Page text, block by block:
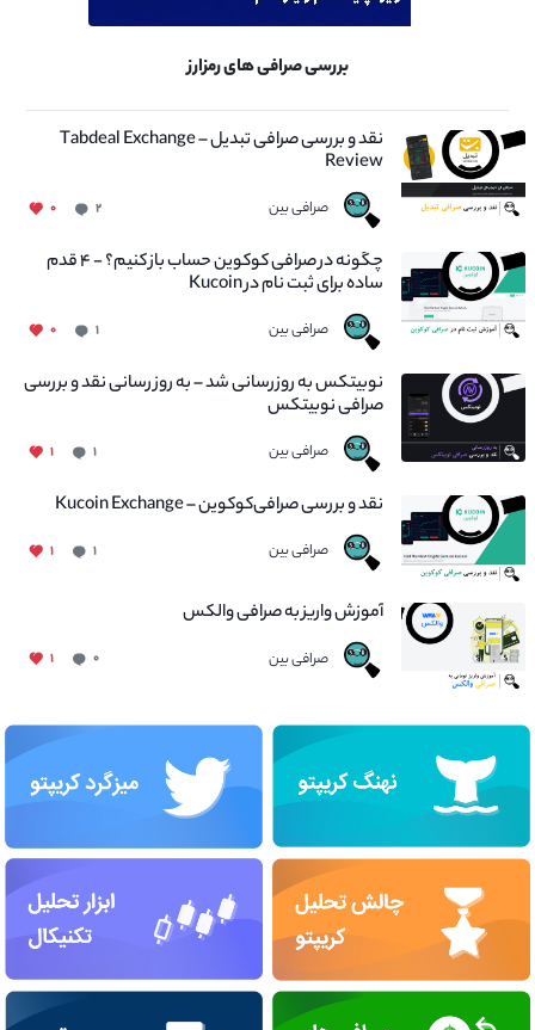
بررسی صرافی های رمزارز
نقد و بررسی صرافی تبدیل – Tabdeal Exchange
Review
صرافی بین ۲ ۰
چگونه در صرافی کوکوین حساب باز کنیم؟ - ۴ قدم
ساده برای ثبت نام در Kucoin
صرافی بین ۱ ۰
نوبیتکس به روزرسانی شد – به روز رسانی نقد و بررسی
صرافی نوبیتکس
صرافی بین ۱ ۱
نقد و بررسی صرافی‌کوکوین – Kucoin Exchange
صرافی بین ۱ ۱
آموزش واریز به صرافی والکس
صرافی بین ۰ ۱